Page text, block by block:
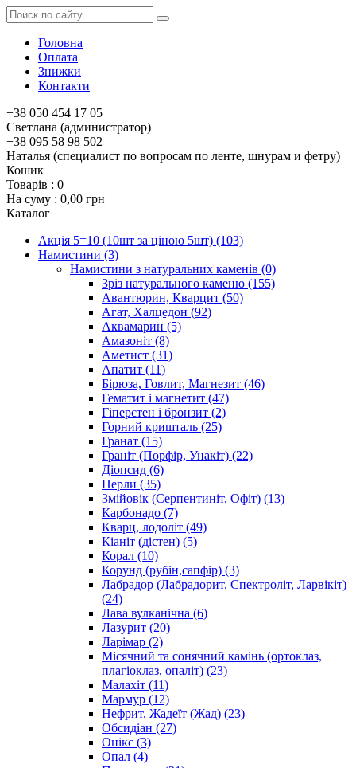
Головна
Оплата
Знижки
Контакти
+38 050 454 17 05
Светлана (администратор)
+38 095 58 98 502
Наталья (специалист по вопросам по ленте, шнурам и фетру)
Кошик
Товарів : 0
На суму : 0,00 грн
Каталог
Акція 5=10 (10шт за ціною 5шт) (103)
Намистини (3)
Намистини з натуральних каменів (0)
Зріз натурального каменю (155)
Авантюрин, Кварцит (50)
Агат, Халцедон (92)
Аквамарин (5)
Амазоніт (8)
Аметист (31)
Апатит (11)
Бірюза, Говлит, Магнезит (46)
Гематит і магнетит (47)
Гіперстен і бронзит (2)
Горний кришталь (25)
Гранат (15)
Граніт (Порфір, Унакіт) (22)
Діопсид (6)
Перли (35)
Змійовік (Серпентиніт, Офіт) (13)
Карбонадо (7)
Кварц, лодоліт (49)
Кіаніт (дістен) (5)
Корал (10)
Корунд (рубін,сапфір) (3)
Лабрадор (Лабрадорит, Спектроліт, Ларвікіт)
(24)
Лава вулканічна (6)
Лазурит (20)
Ларімар (2)
Місячний та сонячний камінь (ортоклаз,
плагіоклаз, опаліт) (23)
Малахіт (11)
Мармур (12)
Нефрит, Жадеїт (Жад) (23)
Обсидіан (27)
Онікс (3)
Опал (4)